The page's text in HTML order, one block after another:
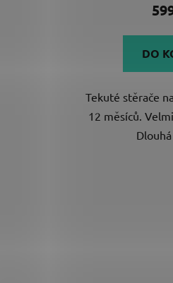
DO
Tekuté stěrače
12 měsíců.